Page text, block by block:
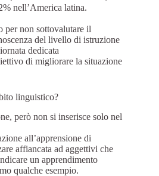
nell’America latina.
per non sottovalutare il
del livello di istruzione
dedicata
di migliorare la situazione
linguistico?
però non si inserisce solo nel
all’apprensione di
affiancata ad aggettivi che
un apprendimento
qualche esempio.